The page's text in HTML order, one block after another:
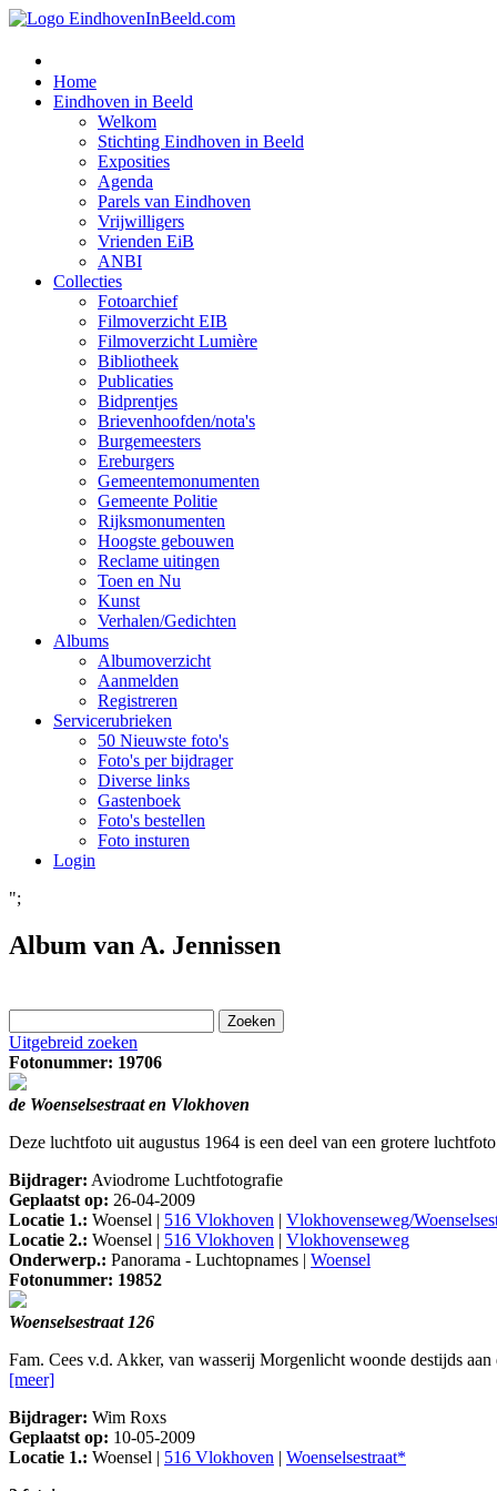
Home
Eindhoven in Beeld
Welkom
Stichting Eindhoven in Beeld
Exposities
Agenda
Parels van Eindhoven
Vrijwilligers
Vrienden EiB
ANBI
Collecties
Fotoarchief
Filmoverzicht EIB
Filmoverzicht Lumière
Bibliotheek
Publicaties
Bidprentjes
Brievenhoofden/nota's
Burgemeesters
Ereburgers
Gemeentemonumenten
Gemeente Politie
Rijksmonumenten
Hoogste gebouwen
Reclame uitingen
Toen en Nu
Kunst
Verhalen/Gedichten
Albums
Albumoverzicht
Aanmelden
Registreren
Servicerubrieken
50 Nieuwste foto's
Foto's per bijdrager
Diverse links
Gastenboek
Foto's bestellen
Foto insturen
Login
";
Album van A. Jennissen
Uitgebreid zoeken
Fotonummer: 19706
de Woenselsestraat en Vlokhoven
Deze luchtfoto uit augustus 1964 is een deel van een grotere
Bijdrager: Aviodrome Luchtfotografie
Geplaatst op: 26-04-2009
Locatie 1.: Woensel | 516 Vlokhoven | Vlokhovenseweg/
Locatie 2.: Woensel | 516 Vlokhoven | Vlokhovenseweg
Onderwerp.: Panorama - Luchtopnames | Woensel
Fotonummer: 19852
Woenselsestraat 126
Fam. Cees v.d. Akker, van wasserij Morgenlicht woonde destijds
[meer]
Bijdrager: Wim Roxs
Geplaatst op: 10-05-2009
Locatie 1.: Woensel | 516 Vlokhoven | Woenselsestraat*